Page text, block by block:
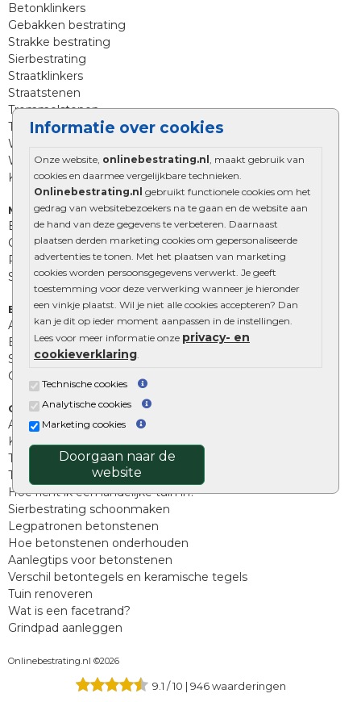
Informatie over cookies
Onze website, onlinebestrating.nl
, maakt gebruik van
cookies en daarmee vergelijkbare technieken.
Onlinebestrating.nl gebruikt functionele cookies om het
gedrag van websitebezoekers na te gaan en de website aan
de hand van deze gegevens te verbeteren. Daarnaast
plaatsen derden marketing cookies om gepersonaliseerde
advertenties te tonen. Met het plaatsen van marketing
cookies worden persoonsgegevens verwerkt. Je geeft
toestemming voor deze verwerking wanneer je hieronder
een vinkje plaatst. Wil je niet alle cookies accepteren? Dan
kan je dit op ieder moment aanpassen in de instellingen.
Lees voor meer informatie onze privacy- en
cookieverklaring
Technische cookies
Analytische cookies
Marketing cookies
Doorgaan naar de
website
Betonklinkers
Gebakken bestrating
Strakke bestrating
Sierbestrating
Straatklinkers
Straatstenen
Trommelstenen
Tuinstenen
Waalformaat
Wildverband bestrating
Kingstones
Muurelementen
Betonbielzen
Opsluitbanden
Palissades
Stapelblokken
Extra benodigdheden
Afwatering en diversen
Beplantings en betonelementen
Split, grind en zand
Oprit tegels
Overig
Aanbiedingen
Kunstgras
Tuintegels outlet
Terrastegels leggen
Hoe richt ik een landelijke tuin in?
Sierbestrating schoonmaken
Legpatronen betonstenen
Hoe betonstenen onderhouden
Aanlegtips voor betonstenen
Verschil betontegels en keramische tegels
Tuin renoveren
Wat is een facetrand?
Grindpad aanleggen
Onlinebestrating.nl ©2026
9.1 / 10 | 946 waarderingen